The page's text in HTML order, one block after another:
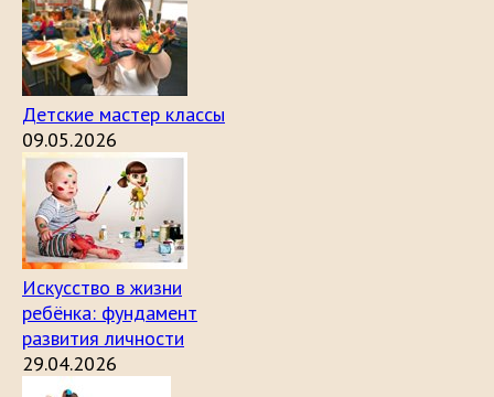
Детские мастер классы
09.05.2026
Искусство в жизни
ребёнка: фундамент
развития личности
29.04.2026